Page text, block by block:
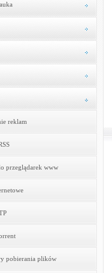
reklam
przeglądarek www
pobierania plików